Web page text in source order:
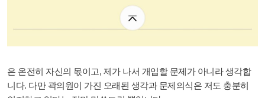
은 온전히 자신의 몫이고, 제가 나서 개입할 문제가 아니라 생각합
니다. 다만 곽의원이 가진 오래된 생각과 문제의식은 저도 충분히